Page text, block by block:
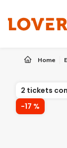
Home
2 tickets
-17 %